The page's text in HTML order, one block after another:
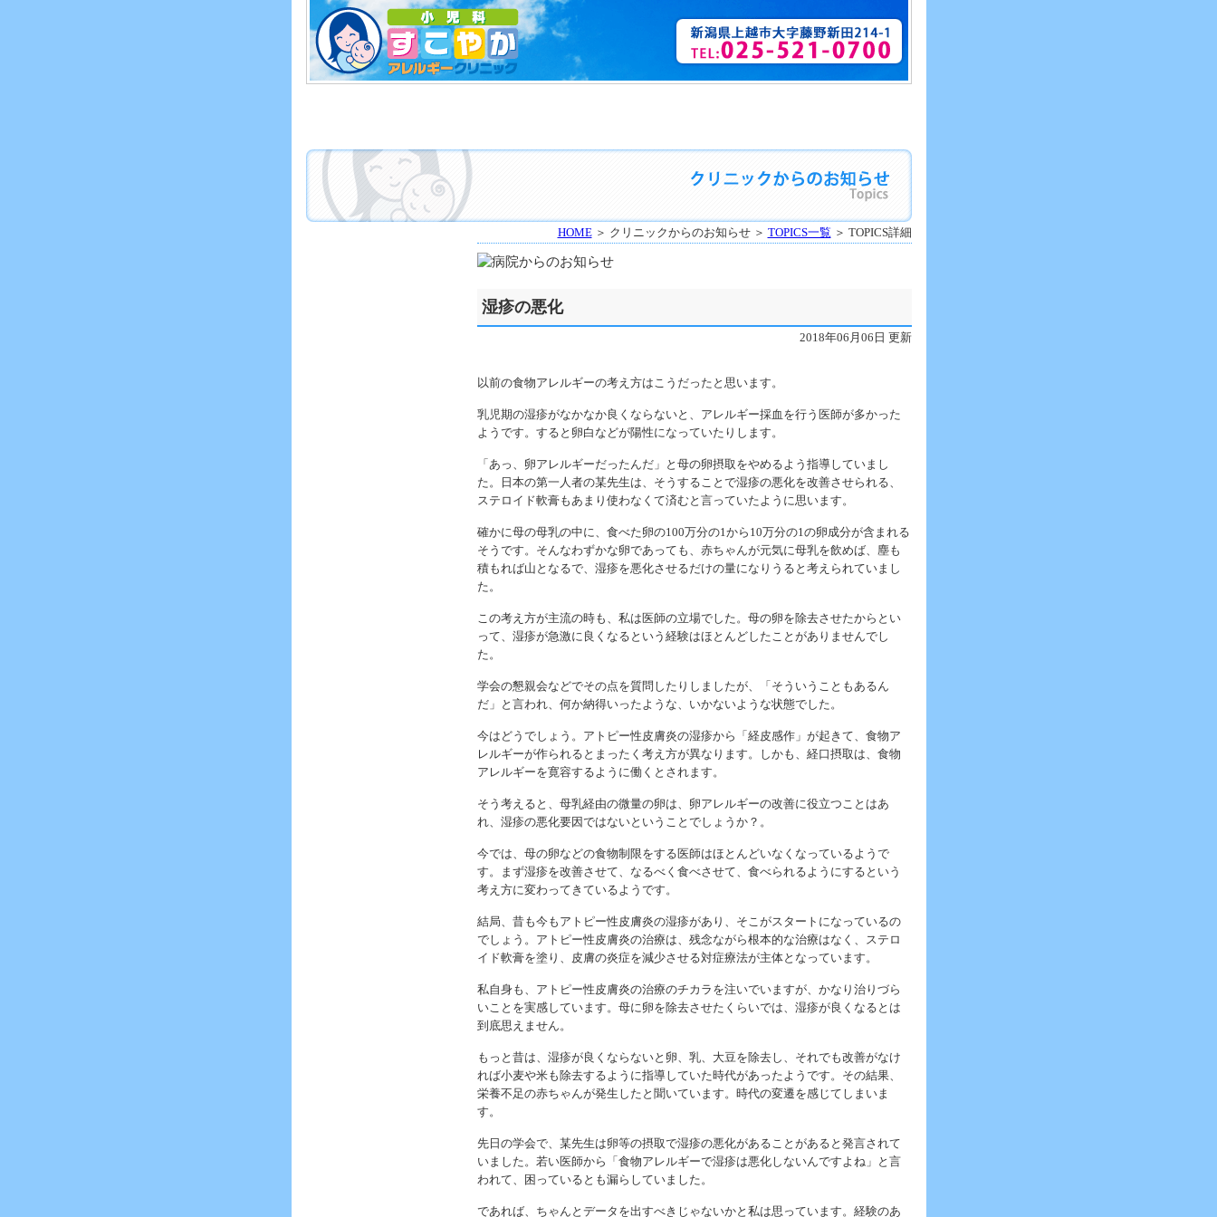
HOME＞ クリニックからのお知らせ ＞ TOPICS一覧 ＞ TOPICS詳細
湿疹の悪化
2018年06月06日 更新
以前の食物アレルギーの考え方はこうだったと思います。
乳児期の湿疹がなかなか良くならないと、アレルギー採血を行う医師が多かった
ようです。すると卵白などが陽性になっていたりします。
「あっ、卵アレルギーだったんだ」と母の卵摂取をやめるよう指導していまし
た。日本の第一人者の某先生は、そうすることで湿疹の悪化を改善させられる、
ステロイド軟膏もあまり使わなくて済むと言っていたように思います。
確かに母の母乳の中に、食べた卵の100万分の1から10万分の1の卵成分が含まれる
そうです。そんなわずかな卵であっても、赤ちゃんが元気に母乳を飲めば、塵も
積もれば山となるで、湿疹を悪化させるだけの量になりうると考えられていまし
た。
この考え方が主流の時も、私は医師の立場でした。母の卵を除去させたからとい
って、湿疹が急激に良くなるという経験はほとんどしたことがありませんでし
た。
学会の懇親会などでその点を質問したりしましたが、「そういうこともあるん
だ」と言われ、何か納得いったような、いかないような状態でした。
今はどうでしょう。アトピー性皮膚炎の湿疹から「経皮感作」が起きて、食物ア
レルギーが作られるとまったく考え方が異なります。しかも、経口摂取は、食物
アレルギーを寛容するように働くとされます。
そう考えると、母乳経由の微量の卵は、卵アレルギーの改善に役立つことはあ
れ、湿疹の悪化要因ではないということでしょうか？。
今では、母の卵などの食物制限をする医師はほとんどいなくなっているようで
す。まず湿疹を改善させて、なるべく食べさせて、食べられるようにするという
考え方に変わってきているようです。
結局、昔も今もアトピー性皮膚炎の湿疹があり、そこがスタートになっているの
でしょう。アトピー性皮膚炎の治療は、残念ながら根本的な治療はなく、ステロ
イド軟膏を塗り、皮膚の炎症を減少させる対症療法が主体となっています。
私自身も、アトピー性皮膚炎の治療のチカラを注いでいますが、かなり治りづら
いことを実感しています。母に卵を除去させたくらいでは、湿疹が良くなるとは
到底思えません。
もっと昔は、湿疹が良くならないと卵、乳、大豆を除去し、それでも改善がなけ
れば小麦や米も除去するように指導していた時代があったようです。その結果、
栄養不足の赤ちゃんが発生したと聞いています。時代の変遷を感じてしまいま
す。
先日の学会で、某先生は卵等の摂取で湿疹の悪化があることがあると発言されて
いました。若い医師から「食物アレルギーで湿疹は悪化しないんですよね」と言
われて、困っているとも漏らしていました。
であれば、ちゃんとデータを出すべきじゃないかと私は思っています。経験のあ